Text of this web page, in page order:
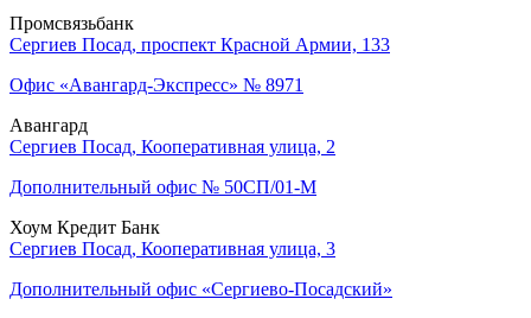
Промсвязьбанк
Сергиев Посад, проспект Красной Армии, 133
Офис «Авангард-Экспресс» № 8971
Авангард
Сергиев Посад, Кооперативная улица, 2
Дополнительный офис № 50СП/01-М
Хоум Кредит Банк
Сергиев Посад, Кооперативная улица, 3
Дополнительный офис «Сергиево-Посадский»